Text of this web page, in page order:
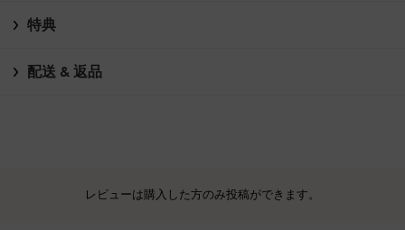
特典
配送 & 返品
レビューは購入した方のみ投稿ができます。